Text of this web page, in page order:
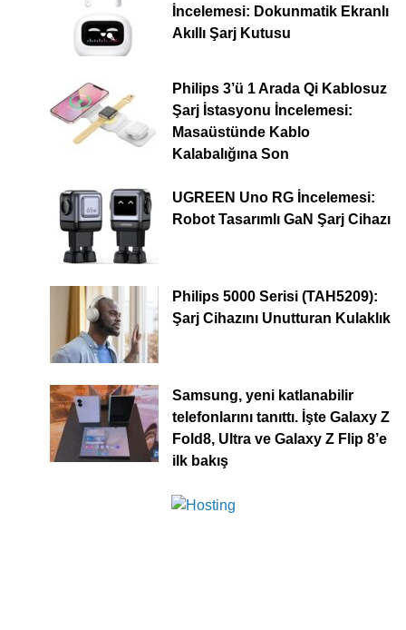
İncelemesi: Dokunmatik Ekranlı
Akıllı Şarj Kutusu
Philips 3’ü 1 Arada Qi Kablosuz
Şarj İstasyonu İncelemesi:
Masaüstünde Kablo
Kalabalığına Son
UGREEN Uno RG İncelemesi:
Robot Tasarımlı GaN Şarj Cihazı
Philips 5000 Serisi (TAH5209):
Şarj Cihazını Unutturan Kulaklık
Samsung, yeni katlanabilir
telefonlarını tanıttı. İşte Galaxy Z
Fold8, Ultra ve Galaxy Z Flip 8’e
ilk bakış